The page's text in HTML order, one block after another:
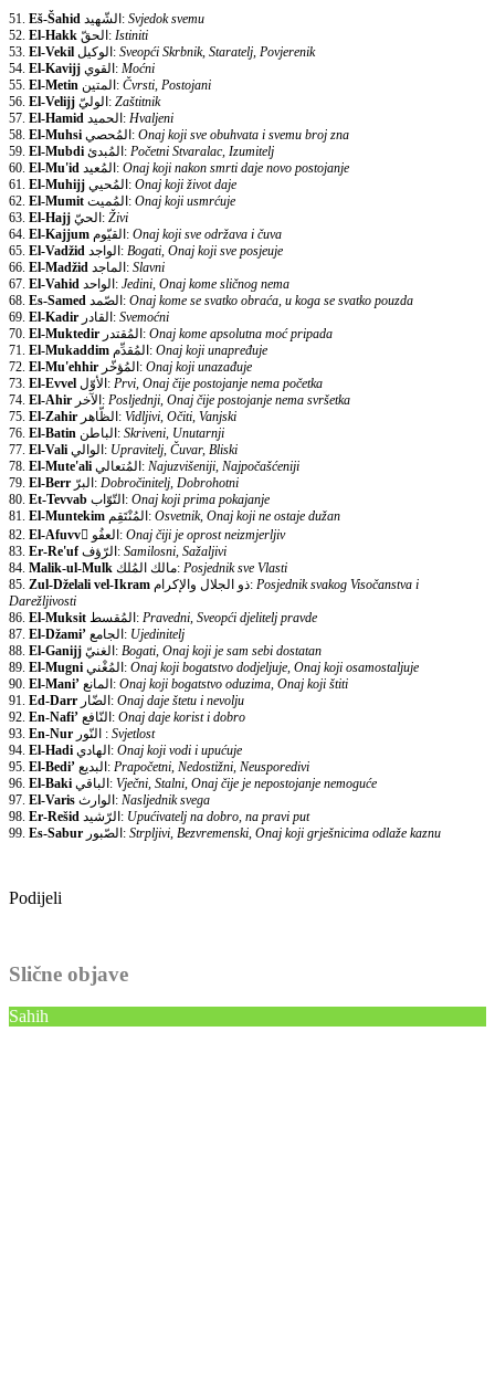
51. Eš-Šahid الشّهيد: Svjedok svemu
52. El-Hakk الحقّ: Istiniti
53. El-Vekil الوكيل: Sveopći Skrbnik, Staratelj, Povjerenik
54. El-Kavijj القوي: Moćni
55. El-Metin المتين: Čvrsti, Postojani
56. El-Velijj الوليّ: Zaštitnik
57. El-Hamid الحميد: Hvaljeni
58. El-Muhsi المُحصي: Onaj koji sve obuhvata i svemu broj zna
59. El-Mubdi المُبدئ: Početni Stvaralac, Izumitelj
60. El-Mu'id المُعيد: Onaj koji nakon smrti daje novo postojanje
61. El-Muhijj المُحيي: Onaj koji život daje
62. El-Mumit المُميت: Onaj koji usmrćuje
63. El-Hajj الحيّ: Živi
64. El-Kajjum القيّوم: Onaj koji sve održava i čuva
65. El-Vadžid الواجد: Bogati, Onaj koji sve posjeuje
66. El-Madžid الماجد: Slavni
67. El-Vahid الواحد: Jedini, Onaj kome sličnog nema
68. Es-Samed الصّمد: Onaj kome se svatko obraća, u koga se svatko pouzda
69. El-Kadir القادر: Svemoćni
70. El-Muktedir المُقتدر: Onaj kome apsolutna moć pripada
71. El-Mukaddim المُقدِّم: Onaj koji unapređuje
72. El-Mu'ehhir المُؤخّر: Onaj koji unazađuje
73. El-Evvel الأوّل: Prvi, Onaj čije postojanje nema početka
74. El-Ahir الآخر: Posljednji, Onaj čije postojanje nema svršetka
75. El-Zahir الظّاهر: Vidljivi, Očiti, Vanjski
76. El-Batin الباطن: Skriveni, Unutarnji
77. El-Vali الوالي: Upravitelj, Čuvar, Bliski
78. El-Mute'ali المُتعالي: Najuzvišeniji, Najpočašćeniji
79. El-Berr البرّ: Dobročinitelj, Dobrohotni
80. Et-Tevvab التّوّاب: Onaj koji prima pokajanje
81. El-Muntekim المُنْتَقِم: Osvetnik, Onaj koji ne ostaje dužan
82. El-Afuvv ّالعفُو: Onaj čiji je oprost neizmjerljiv
83. Er-Re'uf الرّؤف: Samilosni, Sažaljivi
84. Malik-ul-Mulk مالك المُلك: Posjednik sve Vlasti
85. Zul-Dželali vel-Ikram ذو الجلال والإكرام: Posjednik svakog Visočanstva i
Darežljivosti
86. El-Muksit المُقسط: Pravedni, Sveopći djelitelj pravde
87. El-Džami’ الجامع: Ujedinitelj
88. El-Ganijj الغنيّ: Bogati, Onaj koji je sam sebi dostatan
89. El-Mugni المُغْني: Onaj koji bogatstvo dodjeljuje, Onaj koji osamostaljuje
90. El-Mani’ المانع: Onaj koji bogatstvo oduzima, Onaj koji štiti
91. Ed-Darr الضّار: Onaj daje štetu i nevolju
92. En-Nafi’ النّافع: Onaj daje korist i dobro
93. En-Nur النّور : Svjetlost
94. El-Hadi الهادي: Onaj koji vodi i upućuje
95. El-Bedi’ البديع: Prapočetni, Nedostižni, Neusporedivi
96. El-Baki الباقي: Vječni, Stalni, Onaj čije je nepostojanje nemoguće
97. El-Varis الوارث: Nasljednik svega
98. Er-Rešid الرّشيد: Upućivatelj na dobro, na pravi put
99. Es-Sabur الصّبور: Strpljivi, Bezvremenski, Onaj koji grješnicima odlaže kaznu
Podijeli
Slične objave
Sahih